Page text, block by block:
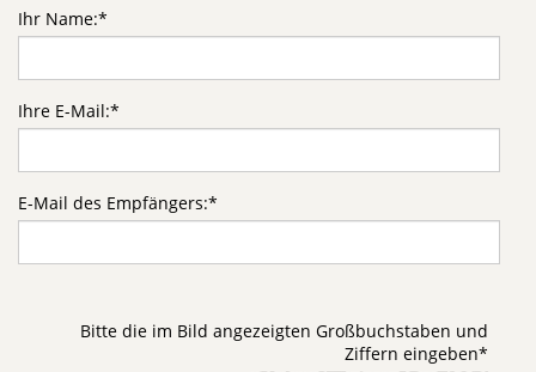
Ihr Name:*
Ihre E-Mail:*
E-Mail des Empfängers:*
Bitte die im Bild angezeigten Großbuchstaben und
Ziffern eingeben*